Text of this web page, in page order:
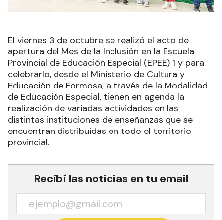
El viernes 3 de octubre se realizó el acto de
apertura del Mes de la Inclusión en la Escuela
Provincial de Educación Especial (EPEE) 1 y para
celebrarlo, desde el Ministerio de Cultura y
Educación de Formosa, a través de la Modalidad
de Educación Especial, tienen en agenda la
realización de variadas actividades en las
distintas instituciones de enseñanzas que se
encuentran distribuidas en todo el territorio
provincial.
Recibí las noticias en tu email